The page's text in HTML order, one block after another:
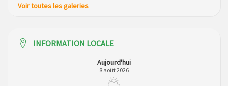
Voir toutes les galeries
INFORMATION LOCALE
Aujourd'hui
8 août 2026